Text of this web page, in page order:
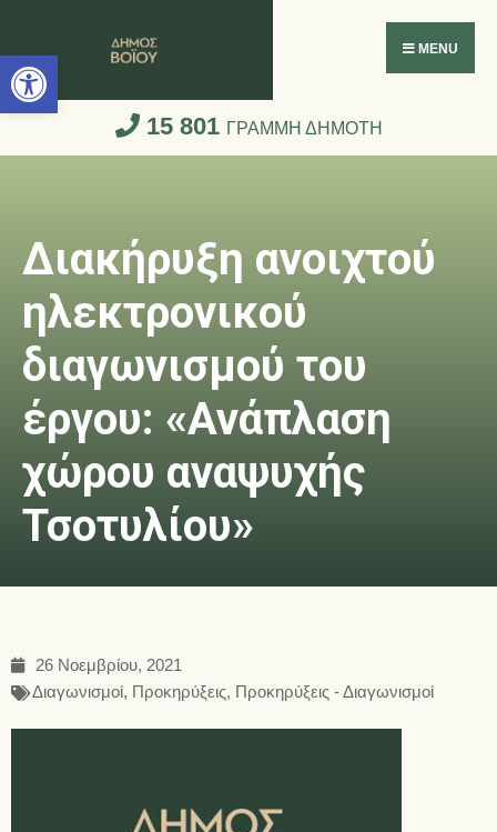
Ανοίξτε τη γραμμή εργαλείων
MENU
15 801 ΓΡΑΜΜΗ ΔΗΜΟΤΗ
Διακήρυξη ανοιχτού
ηλεκτρονικού
διαγωνισμού του
έργου: «Ανάπλαση
χώρου αναψυχής
Τσοτυλίου»
26 Νοεμβρίου, 2021
Διαγωνισμοί, Προκηρύξεις, Προκηρύξεις - Διαγωνισμοί